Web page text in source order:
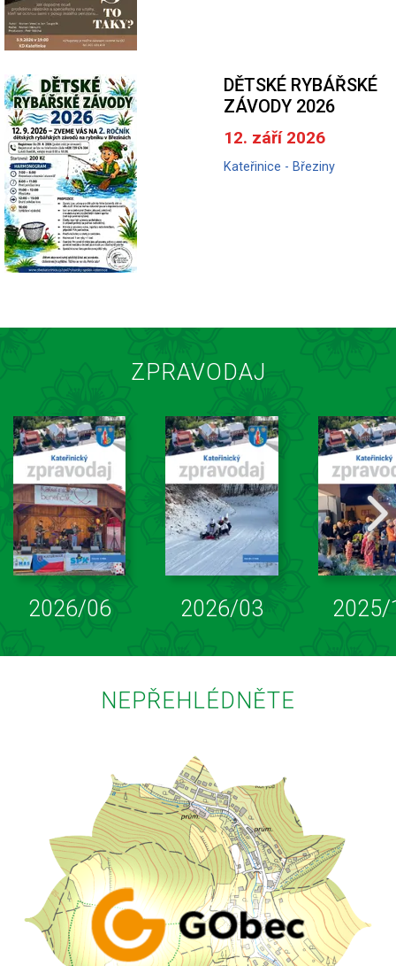
DĚTSKÉ RYBÁŘSKÉ
ZÁVODY 2026
12. září 2026
Kateřinice - Březiny
ZPRAVODAJ
2026/06 2026/03 2025/
NEPŘEHLÉDNĚTE